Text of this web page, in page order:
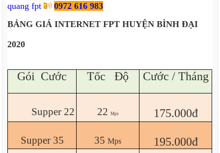
quang fpt
0972 616 983
BẢNG GIÁ INTERNET FPT HUYỆN BÌNH ĐẠI
2020
Gói Cước Tốc Độ Cước / Tháng
Supper 22 22 Mps 175.000đ
Supper 35 35Mps 195.000đ